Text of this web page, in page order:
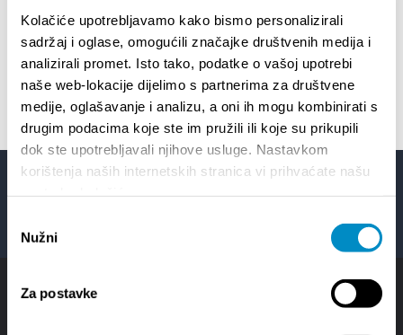
Kolačiće upotrebljavamo kako bismo personalizirali
sadržaj i oglase, omogućili značajke društvenih medija i
analizirali promet. Isto tako, podatke o vašoj upotrebi
naše web-lokacije dijelimo s partnerima za društvene
medije, oglašavanje i analizu, a oni ih mogu kombinirati s
drugim podacima koje ste im pružili ili koje su prikupili
dok ste upotrebljavali njihove usluge. Nastavkom
korištenja naših internetskih stranica vi prihvaćate našu
pristanka
Nužni
Za postavke
EVENTOS